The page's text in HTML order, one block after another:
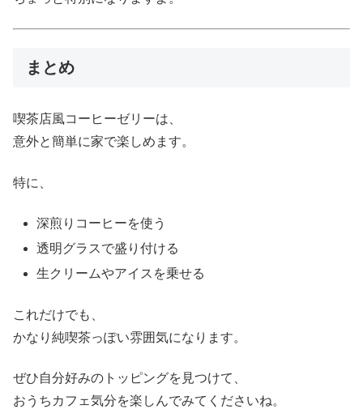
まとめ
喫茶店風コーヒーゼリーは、
意外と簡単に家で楽しめます。
特に、
深煎りコーヒーを使う
透明グラスで盛り付ける
生クリームやアイスを乗せる
これだけでも、
かなり純喫茶っぽい雰囲気になります。
ぜひ自分好みのトッピングを見つけて、
おうちカフェ気分を楽しんでみてくださいね。